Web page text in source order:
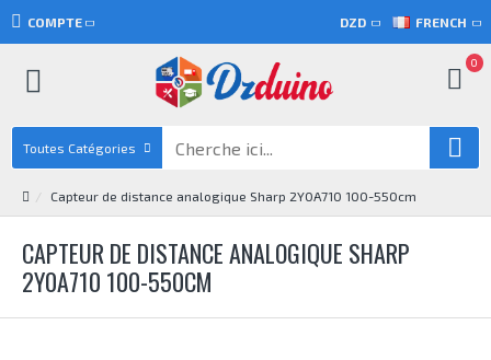
COMPTE DZD FRENCH
0
Toutes Catégories
Capteur de distance analogique Sharp 2Y0A710 100-550cm
CAPTEUR DE DISTANCE ANALOGIQUE SHARP
2Y0A710 100-550CM